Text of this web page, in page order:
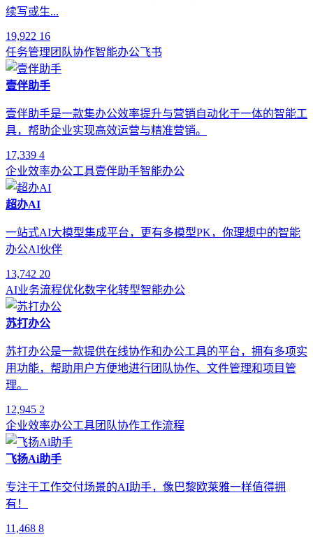
续写或生...
19,922 16
任务管理 团队协作智能办公飞书
壹伴助手
壹伴助手是一款集办公效率提升与营销自动化于一体的智能工
具，帮助企业实现高效运营与精准营销。
17,339 4
企业效率办公工具壹伴助手智能办公
超办AI
一站式AI大模型集成平台，更有多模型PK，你理想中的智能
办公AI伙伴
13,742 20
AI业务流程优化数字化转型智能办公
苏打办公
苏打办公是一款提供在线协作和办公工具的平台，拥有多项实
用功能，帮助用户方便地进行团队协作、文件管理和项目管
理。
12,945 2
企业效率办公工具团队协作工作流程
飞扬Ai助手
专注于工作交付场景的AI助手，像巴黎欧莱雅一样值得拥
有！
11,468 8